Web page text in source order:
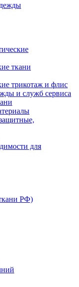
ткани
трикотаж и флис
и служб сервиса
для
РФ)